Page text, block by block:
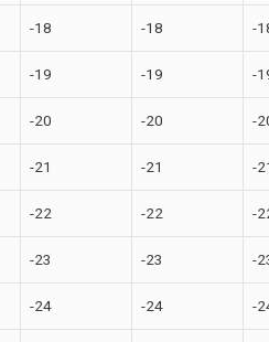
-18 -18 -
-19 -19 -
-20 -20 -
-21 -21 -
-22 -22 -
-23 -23 -
-24 -24 -